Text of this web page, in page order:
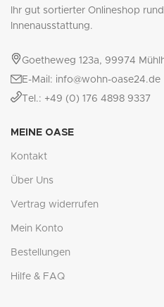
Ihr gut sortierter Onlineshop
Innenausstattung.
Goetheweg 123a, 99974
E-Mail: info@wohn-oase24.de
Tel.: +49 (0) 176 4898 9337
MEINE OASE
Kontakt
Über Uns
Vertrag widerrufen
Mein Konto
Bestellungen
Hilfe & FAQ